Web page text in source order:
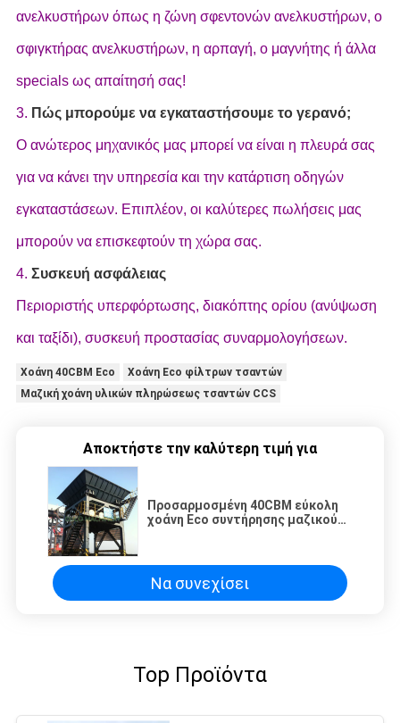
ανελκυστήρων όπως η ζώνη σφεντονών ανελκυστήρων, ο
σφιγκτήρας ανελκυστήρων, η αρπαγή, ο μαγνήτης ή άλλα
specials ως απαίτησή σας!
3. Πώς μπορούμε να εγκαταστήσουμε το γερανό;
Ο ανώτερος μηχανικός μας μπορεί να είναι η πλευρά σας
για να κάνει την υπηρεσία και την κατάρτιση οδηγών
εγκαταστάσεων. Επιπλέον, οι καλύτερες πωλήσεις μας
μπορούν να επισκεφτούν τη χώρα σας.
4. Συσκευή ασφάλειας
Περιοριστής υπερφόρτωσης, διακόπτης ορίου (ανύψωση
και ταξίδι), συσκευή προστασίας συναρμολογήσεων.
Χοάνη 40CBM Eco
Χοάνη Eco φίλτρων τσαντών
Μαζική χοάνη υλικών πληρώσεως τσαντών CCS
Αποκτήστε την καλύτερη τιμή για
Προσαρμοσμένη 40CBM εύκολη
χοάνη Eco συντήρησης μαζικού
Να συνεχίσει
Top Προϊόντα